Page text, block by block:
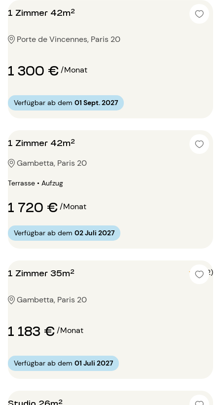
1 Zimmer 42m²
Porte de Vincennes, Paris 20
1 300 €/Monat
Verfügbar ab dem 01 Sept. 2027
1 Zimmer 42m²
Gambetta, Paris 20
Terrasse • Aufzug
1 720 €/Monat
Verfügbar ab dem 02 Juli 2027
1 Zimmer 35m² 5 (2)
Gambetta, Paris 20
1 183 €/Monat
Verfügbar ab dem 01 Juli 2027
Studio 26m²